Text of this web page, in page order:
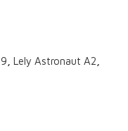
,Lely Astronaut A2